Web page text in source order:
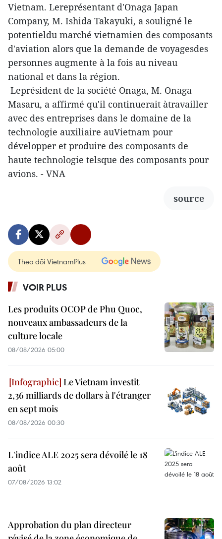
Vietnam. Lereprésentant d'Onaga Japan
Company, M. Ishida Takayuki, a souligné le
potentieldu marché vietnamien des composants
d'aviation alors que la demande de voyagesdes
personnes augmente à la fois au niveau
national et dans la région.
Leprésident de la société Onaga, M. Onaga
Masaru, a affirmé qu'il continuerait àtravailler
avec des entreprises dans le domaine de la
technologie auxiliaire auVietnam pour
développer et produire des composants de
haute technologie telsque des composants pour
avions. - VNA
source
Theo dõi VietnamPlus
VOIR PLUS
Les produits OCOP de Phu Quoc,
nouveaux ambassadeurs de la
culture locale
08/08/2026 05:00
Le Vietnam investit
2,36 milliards de dollars à l'étranger
en sept mois
08/08/2026 00:30
L'indice ALE 2025 sera dévoilé le 18
août
07/08/2026 13:02
Approbation du plan directeur